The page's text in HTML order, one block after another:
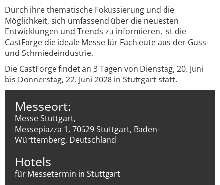
Durch ihre thematische Fokussierung und die
Möglichkeit, sich umfassend über die neuesten
Entwicklungen und Trends zu informieren, ist die
CastForge die ideale Messe für Fachleute aus der Guss-
und Schmiedeindustrie.
Die CastForge findet an 3 Tagen von Dienstag, 20. Juni
bis Donnerstag, 22. Juni 2028 in Stuttgart statt.
Messeort:
Messe Stuttgart,
Messepiazza 1, 70629 Stuttgart, Baden-
Württemberg, Deutschland
Hotels
für Messetermin in Stuttgart